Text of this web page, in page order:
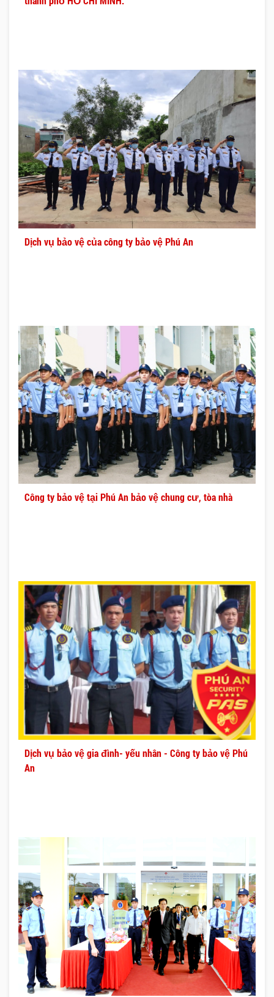
Dịch vụ bảo vệ của công ty bảo vệ Phú An
Công ty bảo vệ tại Phú An bảo vệ chung cư, tòa nhà
Dịch vụ bảo vệ gia đình- yếu nhân - Công ty bảo vệ Phú
An